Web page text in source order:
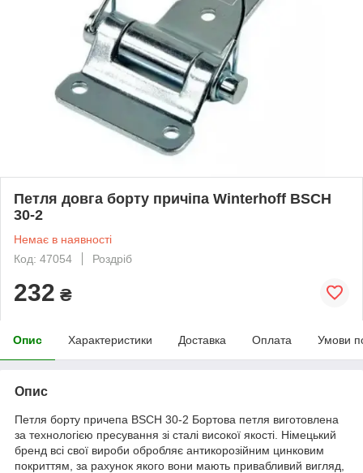
Петля довга борту причіпа Winterhoff BSCH
30-2
Немає в наявності
Код: 47054
Роздріб
232 ₴
Опис Характеристики Доставка Оплата Умови
Опис
Петля борту причепа BSCH 30-2 Бортова петля виготовлена
за технологією пресування зі сталі високої якості. Німецький
бренд всі свої вироби обробляє антикорозійним цинковим
покриттям, за рахунок якого вони мають привабливий вигляд,